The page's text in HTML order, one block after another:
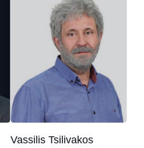
Vassilis Tsilivakos